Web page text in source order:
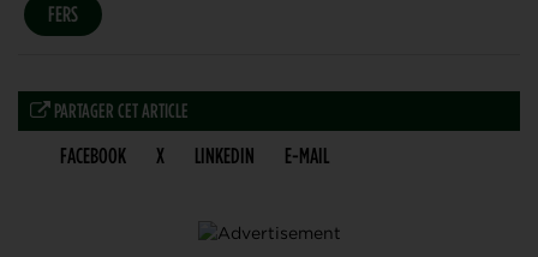
FERS
PARTAGER CET ARTICLE
FACEBOOK X LINKEDIN E-MAIL